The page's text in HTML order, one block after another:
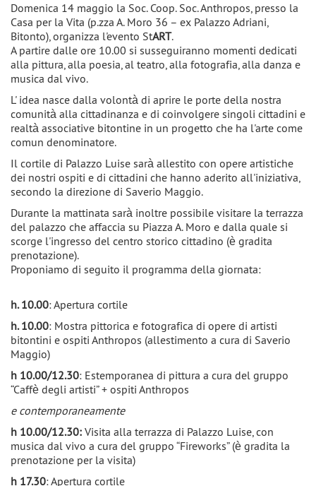
Domenica 14 maggio la Soc. Coop. Soc. Anthropos, presso la
Casa per la Vita (p.zza A. Moro 36 – ex Palazzo Adriani,
Bitonto), organizza l'evento StART.
A partire dalle ore 10.00 si susseguiranno momenti dedicati
alla pittura, alla poesia, al teatro, alla fotografia, alla danza e
musica dal vivo.
L' idea nasce dalla volontà di aprire le porte della nostra
comunità alla cittadinanza e di coinvolgere singoli cittadini e
realtà associative bitontine in un progetto che ha l'arte come
comun denominatore.
Il cortile di Palazzo Luise sarà allestito con opere artistiche
dei nostri ospiti e di cittadini che hanno aderito all'iniziativa,
secondo la direzione di Saverio Maggio.
Durante la mattinata sarà inoltre possibile visitare la terrazza
del palazzo che affaccia su Piazza A. Moro e dalla quale si
scorge l'ingresso del centro storico cittadino (è gradita
prenotazione).
Proponiamo di seguito il programma della giornata:
h. 10.00: Apertura cortile
h. 10.00: Mostra pittorica e fotografica di opere di artisti
bitontini e ospiti Anthropos (allestimento a cura di Saverio
Maggio)
h 10.00/12.30: Estemporanea di pittura a cura del gruppo
“Caffè degli artisti” + ospiti Anthropos
e contemporaneamente
h 10.00/12.30: Visita alla terrazza di Palazzo Luise, con
musica dal vivo a cura del gruppo “Fireworks” (è gradita la
prenotazione per la visita)
h 17.30: Apertura cortile